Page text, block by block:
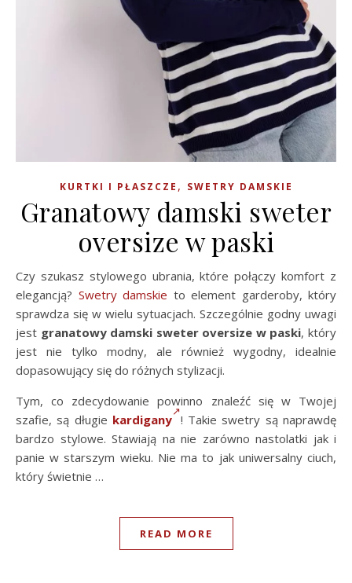
KURTKI I PŁASZCZE , SWETRY DAMSKIE
Granatowy damski sweter
oversize w paski
Czy szukasz stylowego ubrania, które połączy komfort z
elegancją? Swetry damskie to element garderoby, który
sprawdza się w wielu sytuacjach. Szczególnie godny uwagi
jest granatowy damski sweter oversize w paski, który
jest nie tylko modny, ale również wygodny, idealnie
dopasowujący się do różnych stylizacji.
Tym, co zdecydowanie powinno znaleźć się w Twojej
szafie, są długie kardigany ! Takie swetry są naprawdę
bardzo stylowe. Stawiają na nie zarówno nastolatki jak i
panie w starszym wieku. Nie ma to jak uniwersalny ciuch,
który świetnie …
READ MORE